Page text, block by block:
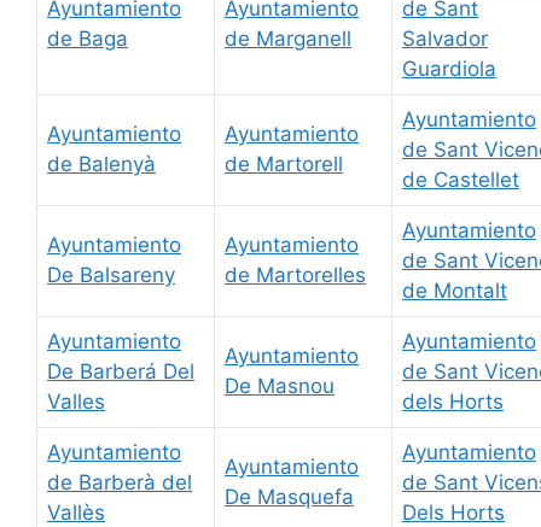
Ayuntamiento
de Baga
Ayuntamiento
de Marganell
de Sant
Salvador
Guardiola
Ayuntamiento
de Balenyà
Ayuntamiento
de Martorell
Ayuntamiento
de Sant
de Castellet
Ayuntamiento
De Balsareny
Ayuntamiento
de Martorelles
Ayuntamiento
de Sant
de Montalt
Ayuntamiento
De Barberá Del
Valles
Ayuntamiento
De Masnou
Ayuntamiento
de Sant
dels Horts
Ayuntamiento
de Barberà del
Vallès
Ayuntamiento
De Masquefa
Ayuntamiento
de Sant
Dels Horts